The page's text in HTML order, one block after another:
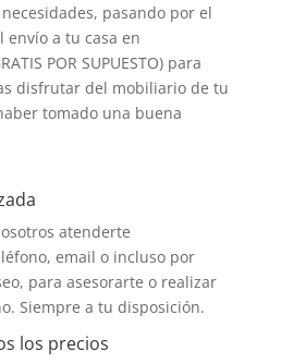
pasando por el
envío a tu casa en
POR SUPUESTO) para
disfrutar del mobiliario de tu
tomado una buena
atenderte
email o incluso por
para asesorarte o realizar
Siempre a tu disposición.
los precios